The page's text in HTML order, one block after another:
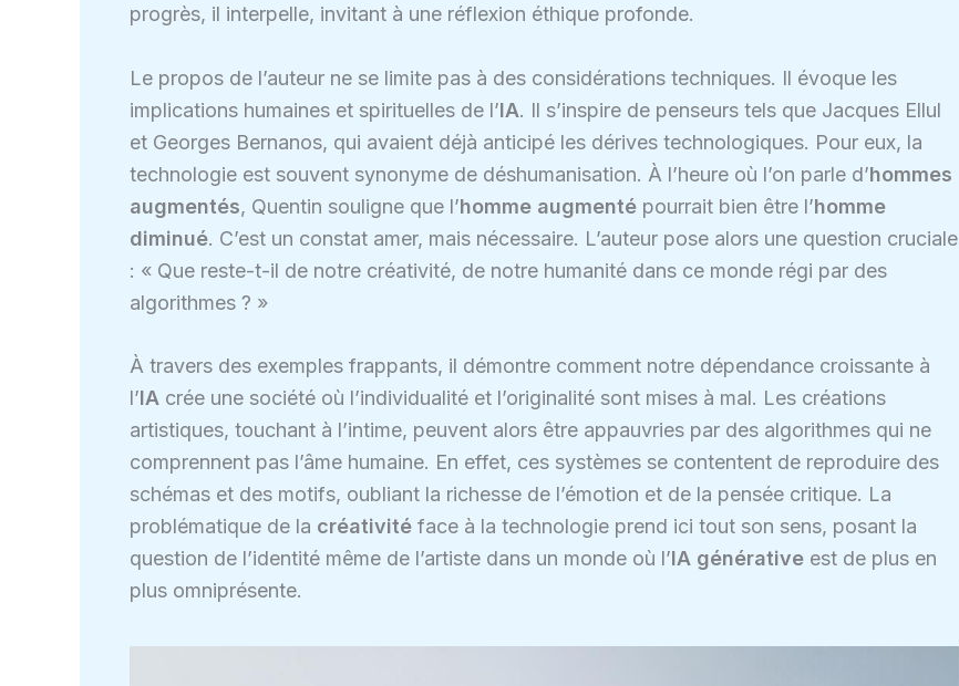
progrès, il interpelle, invitant à une réflexion éthique profonde.
Le propos de l’auteur ne se limite pas à des considérations techniques. Il évoque les
implications humaines et spirituelles de l’IA. Il s’inspire de penseurs tels que Jacques Ellul
et Georges Bernanos, qui avaient déjà anticipé les dérives technologiques. Pour eux, la
technologie est souvent synonyme de déshumanisation. À l’heure où l’on parle d’hommes
augmentés, Quentin souligne que l’homme augmenté pourrait bien être l’homme
diminué. C’est un constat amer, mais nécessaire. L’auteur pose alors une question cruciale
: « Que reste-t-il de notre créativité, de notre humanité dans ce monde régi par des
algorithmes ? »
À travers des exemples frappants, il démontre comment notre dépendance croissante à
l’IA crée une société où l’individualité et l’originalité sont mises à mal. Les créations
artistiques, touchant à l’intime, peuvent alors être appauvries par des algorithmes qui ne
comprennent pas l’âme humaine. En effet, ces systèmes se contentent de reproduire des
schémas et des motifs, oubliant la richesse de l’émotion et de la pensée critique. La
problématique de la créativité face à la technologie prend ici tout son sens, posant la
question de l’identité même de l’artiste dans un monde où l’IA générative est de plus en
plus omniprésente.